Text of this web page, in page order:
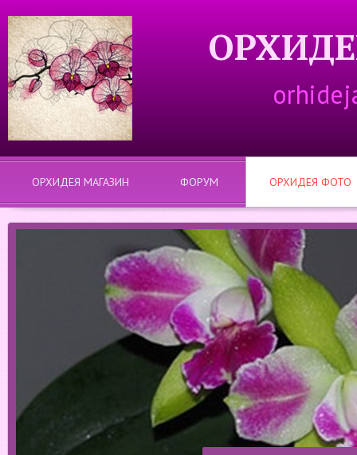
ОРХИДЕЯ МАГАЗИН ФОРУМ ОРХИДЕЯ ФОТО